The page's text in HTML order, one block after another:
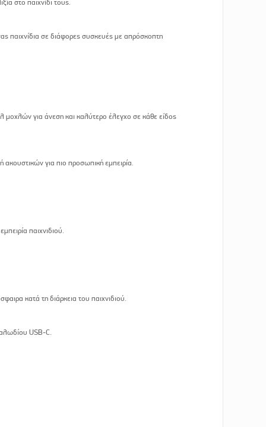
στο παιχνίδι τους.
παιχνίδια σε διάφορες συσκευές με απρόσκοπτη
μοχλών για άνεση και καλύτερο έλεγχο σε κάθε είδος
για πιο προσωπική εμπειρία.
παιχνιδιού.
κατά τη διάρκεια του παιχνιδιού.
USB-C.